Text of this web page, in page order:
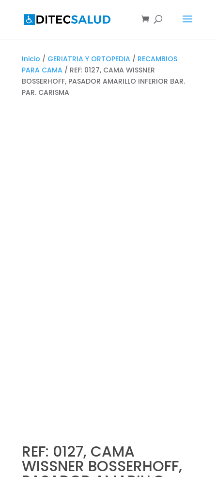
Inicio / GERIATRIA Y ORTOPEDIA/ RECAMBIOS
PARA CAMA/ REF: 0127, CAMA WISSNER
BOSSERHOFF, PASADOR AMARILLO INFERIOR BAR.
PAR. CARISMA
REF: 0127, CAMA
WISSNER BOSSERHOFF,